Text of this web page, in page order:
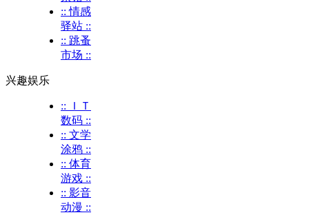
:: 情感
驿站 ::
:: 跳蚤
市场 ::
兴趣娱乐
:: ＩＴ
数码 ::
:: 文学
涂鸦 ::
:: 体育
游戏 ::
:: 影音
动漫 ::